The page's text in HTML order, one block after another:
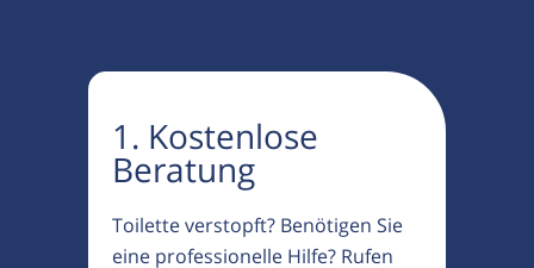
1. Kostenlose
Beratung
Toilette verstopft? Benötigen Sie
eine professionelle Hilfe? Rufen